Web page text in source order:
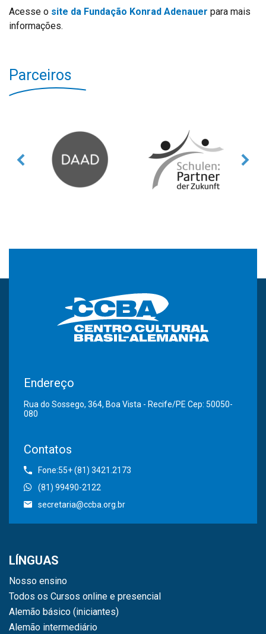
Acesse o site da Fundação Konrad Adenauer para mais
informações.
Parceiros
Endereço
Rua do Sossego, 364, Boa Vista - Recife/PE Cep: 50050-
080
Contatos
Fone:55+ (81) 3421.2173
(81) 99490-2122
secretaria@ccba.org.br
LÍNGUAS
Nosso ensino
Todos os Cursos online e presencial
Alemão básico (iniciantes)
Alemão intermediário